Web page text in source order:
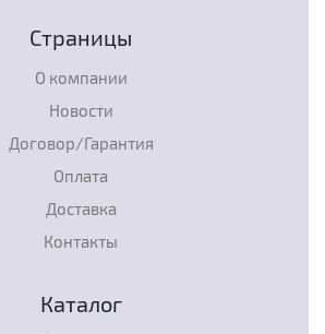
Страницы
О компании
Новости
Договор/Гарантия
Оплата
Доставка
Контакты
Каталог